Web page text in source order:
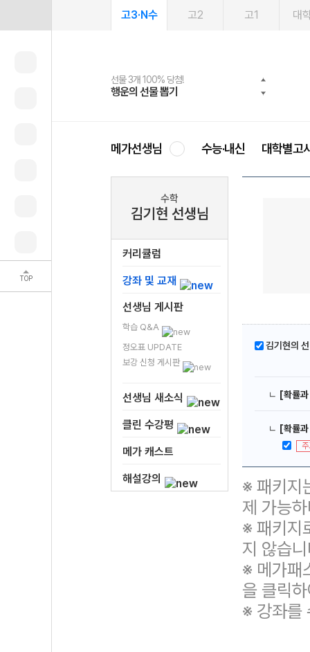
TOP
고3·N수 고2 고1 대
선물 3개 100% 당첨!
행운의 선물 뽑기
선물 100% 증정!
메가스터디 X 올리브
여름방학 스터디 캐시백
메가런 썸머스쿨
2027 러셀 단과
강사 공개선발
스마트러닝앱
설문 EVENT
메가패스
3일 무료 체험권
메가패스 수강생 무료혜택!
메가클럽 멤버십
사회공헌 캠페인
희망이룸 메가나눔
메가선생님 수능·내신 대학별고
수학
김기현 선생님
커리큘럼
강좌 및 교재
선생님 게시판
학습 Q&A
정오표 UPDATE
보강 신청 게시판
선생님 새소식
클린 수강평
메가 캐스트
해설강의
김기현의
ㄴ [확률
ㄴ [확률
※ 패키지
제 가능
※ 패키지
지 않습
※ 메가패
을 클릭
※ 강좌를